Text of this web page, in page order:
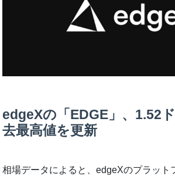
edgeXの「EDGE」、1.52
去最高値を更新
相場データによると、edgeXのプラット